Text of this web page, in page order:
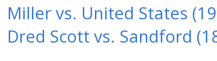
Miller vs. United States
Dred Scott vs. Sandford